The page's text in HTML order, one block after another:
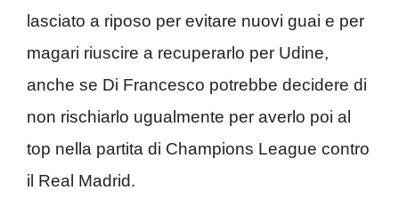
lasciato a riposo per evitare nuovi guai e per
magari riuscire a recuperarlo per Udine,
anche se Di Francesco potrebbe decidere di
non rischiarlo ugualmente per averlo poi al
top nella partita di Champions League contro
il Real Madrid.